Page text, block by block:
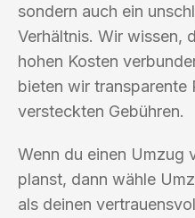
sondern auch ein
Verhältnis. Wir wissen,
hohen Kosten
bieten wir transparente
versteckten Gebühren.
Wenn du einen Umzug
planst, dann wähle
als deinen